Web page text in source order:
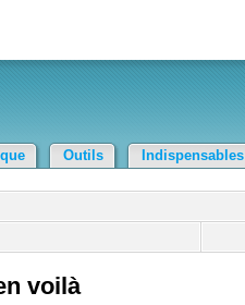
Outils Indispensables
voilà